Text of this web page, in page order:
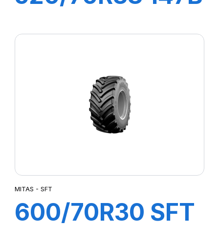
MITAS - SFT
600/70R30 SFT